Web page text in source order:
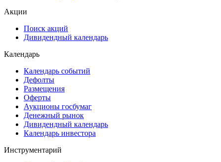
Акции
Поиск акций
Дивидендный календарь
Календарь
Календарь событий
Дефолты
Размещения
Оферты
Аукционы госбумаг
Денежный рынок
Дивидендный календарь
Календарь инвестора
Инструментарий